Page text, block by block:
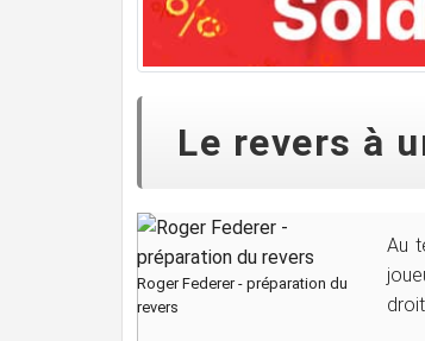
Le revers à
Roger Federer - préparation du
revers
Au